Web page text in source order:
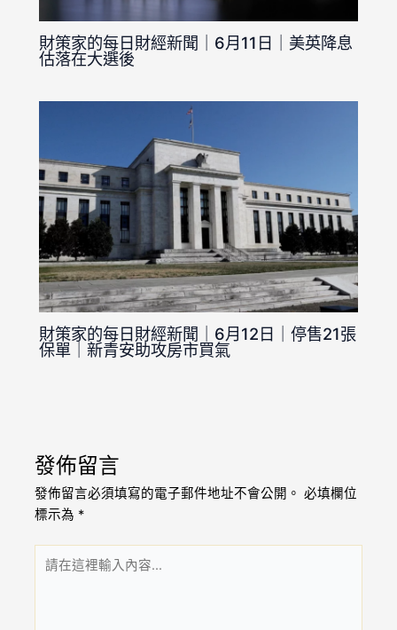
財策家的每日財經新聞｜6月11日｜美英降息
估落在大選後
財策家的每日財經新聞｜6月12日｜停售21張
保單｜新青安助攻房市買氣
發佈留言
發佈留言必須填寫的電子郵件地址不會公開。 必填欄位
標示為 *
在